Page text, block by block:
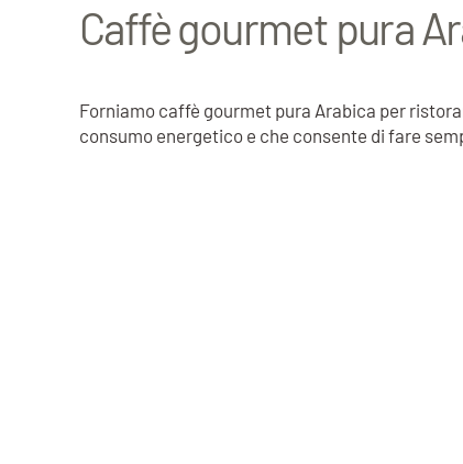
Caffè gourmet pura
Forniamo caffè gourmet pura Arabica per
consumo energetico e che consente di fare